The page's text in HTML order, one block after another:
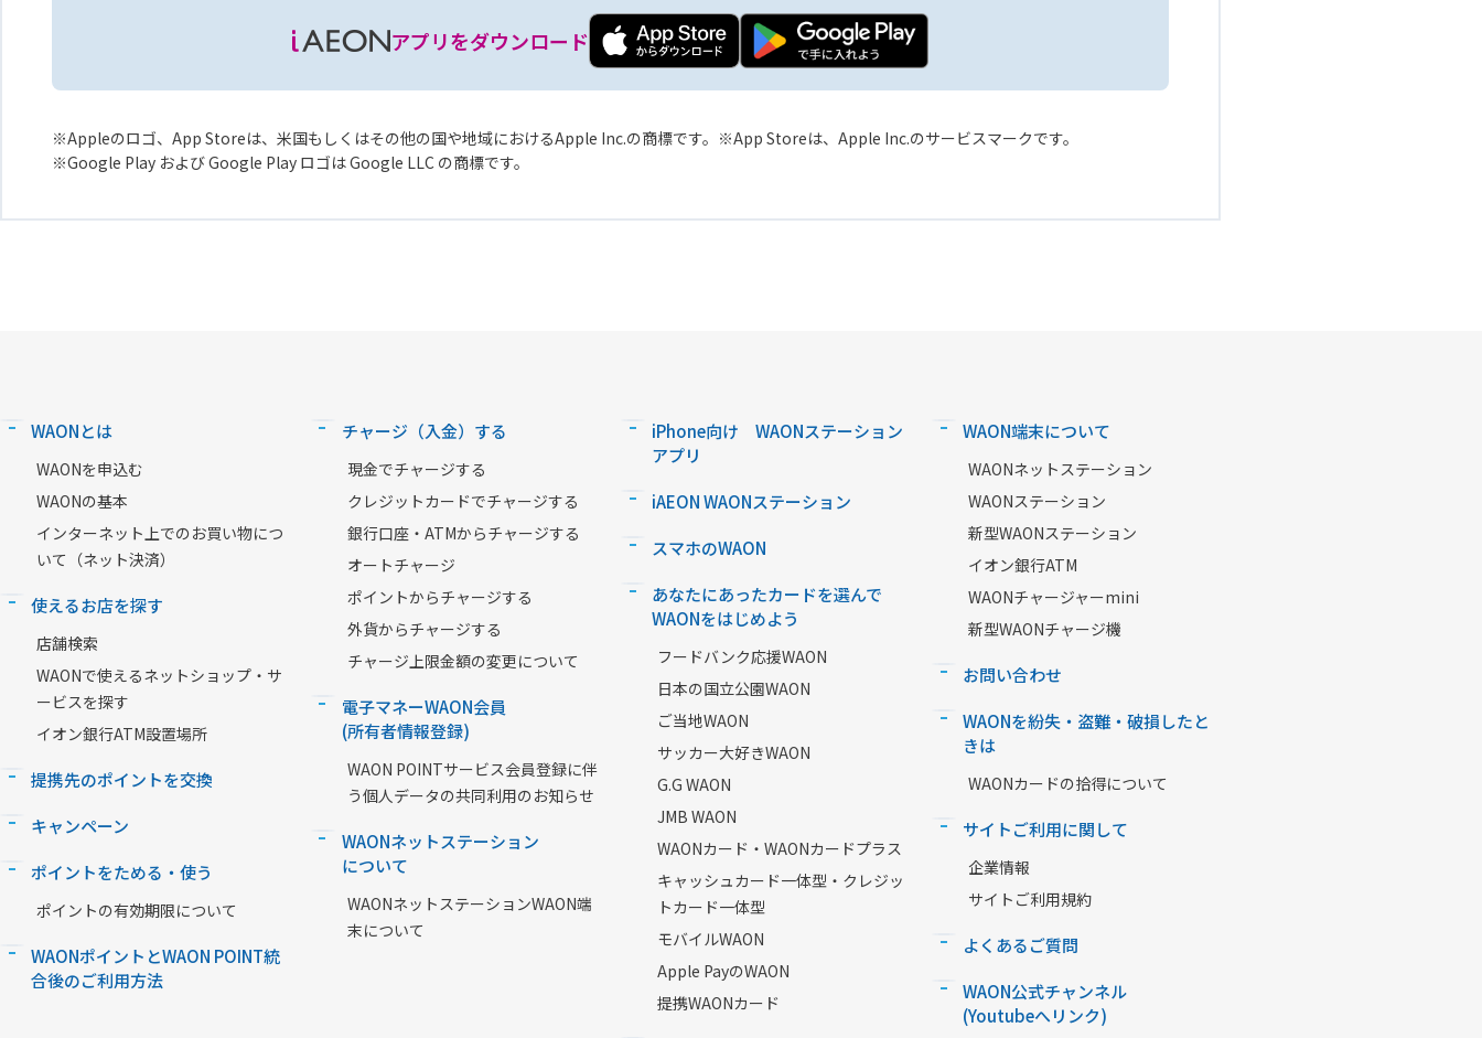
アプリをダウンロード
Appleのロゴ、App Storeは、米国もしくはその他の国や地域におけるApple Inc.の商標です。
App Storeは、Apple Inc.のサービスマークです。
Google Play および Google Play ロゴは Google LLC の商標です。
WAONとは
WAONを申込む
WAONの基本
インターネット上でのお買い物につ
いて（ネット決済）
使えるお店を探す
店舗検索
WAONで使えるネットショップ・サ
ービスを探す
イオン銀行ATM設置場所
提携先のポイントを交換
キャンペーン
ポイントをためる・使う
ポイントの有効期限について
WAONポイントとWAON POINT統
合後のご利用方法
チャージ（入金）する
現金でチャージする
クレジットカードでチャージする
銀行口座・ATMからチャージする
オートチャージ
ポイントからチャージする
外貨からチャージする
チャージ上限金額の変更について
電子マネーWAON会員
(所有者情報登録)
WAON POINTサービス会員登録に伴
う個人データの共同利用のお知らせ
WAONネットステーション
について
WAONネットステーションWAON端
末について
iPhone向け WAONステーション
アプリ
iAEON WAONステーション
スマホのWAON
あなたにあったカードを選んで
WAONをはじめよう
フードバンク応援WAON
日本の国立公園WAON
ご当地WAON
サッカー大好きWAON
G.G WAON
JMB WAON
WAONカード・WAONカードプラス
キャッシュカード一体型・クレジッ
トカード一体型
モバイルWAON
Apple PayのWAON
提携WAONカード
WAON端末について
WAONネットステーション
WAONステーション
新型WAONステーション
イオン銀行ATM
WAONチャージャーmini
新型WAONチャージ機
お問い合わせ
WAONを紛失・盗難・破損したと
きは
WAONカードの拾得について
サイトご利用に関して
企業情報
サイトご利用規約
よくあるご質問
WAON公式チャンネル
(Youtubeへリンク)